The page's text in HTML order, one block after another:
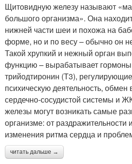
Щитовидную железу называют
большого организма». Она
нижней части шеи и похожа на
форме, но и по весу – обычно он
Такой хрупкий и нежный орган
функцию – вырабатывает гормоны
трийодтиронин (Т3),
психическую деятельность, обмен
сердечно-сосудистой системы и
железы могут возникать самые
организме: от раздражительности
изменения ритма сердца и
читать дальше →